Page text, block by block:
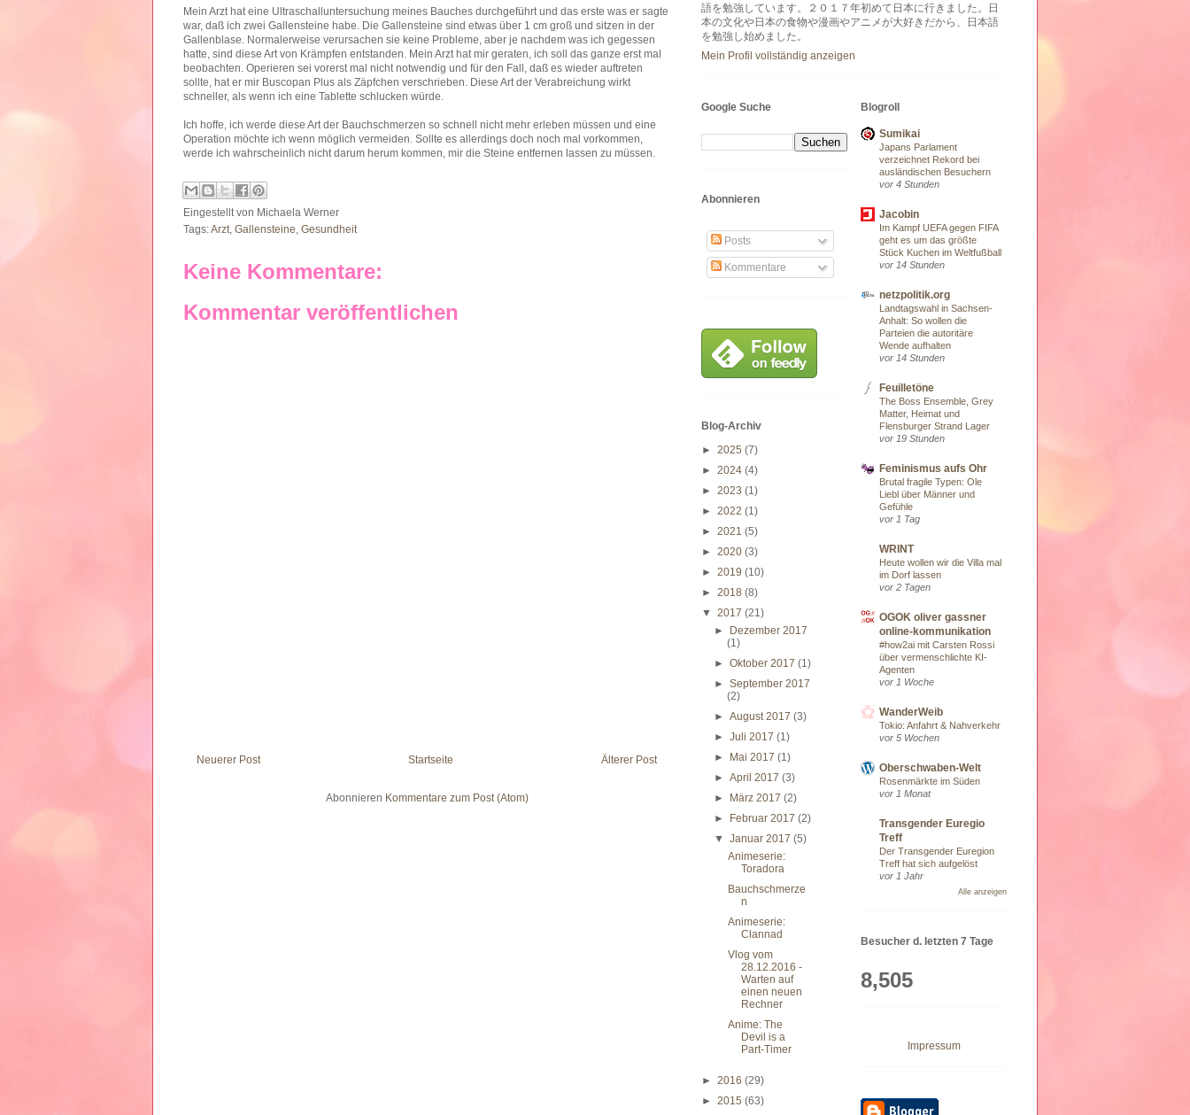
Mein Arzt hat eine Ultraschalluntersuchung meines Bauches durchgeführt und das erste was er sagte
war, daß ich zwei Gallensteine habe. Die Gallensteine sind etwas über 1 cm groß und sitzen in der
Gallenblase. Normalerweise verursachen sie keine Probleme, aber je nachdem was ich gegessen
hatte, sind diese Art von Krämpfen entstanden. Mein Arzt hat mir geraten, ich soll das ganze erst mal
beobachten. Operieren sei vorerst mal nicht notwendig und für den Fall, daß es wieder auftreten
sollte, hat er mir Buscopan Plus als Zäpfchen verschrieben. Diese Art der Verabreichung wirkt
schneller, als wenn ich eine Tablette schlucken würde.
Ich hoffe, ich werde diese Art der Bauchschmerzen so schnell nicht mehr erleben müssen und eine
Operation möchte ich wenn möglich vermeiden. Sollte es allerdings doch noch mal vorkommen,
werde ich wahrscheinlich nicht darum herum kommen, mir die Steine entfernen lassen zu müssen.
Eingestellt von Michaela Werner
Tags:Arzt Gallensteine Gesundheit
Keine Kommentare:
Kommentar veröffentlichen
Neuerer Post Älterer Post
Startseite
Abonnieren Kommentare zum Post (Atom)
語を勉強しています。２０１７年初めて日本に行きました。日
本の文化や日本の食物や漫画やアニメが大好きだから、日本語
を勉強し始めました。
Mein Profil vollständig anzeigen
Google Suche
Abonnieren
Posts
Kommentare
Blog-Archiv
► 2025 (7)
► 2024 (4)
► 2023 (1)
► 2022 (1)
► 2021 (5)
► 2020 (3)
► 2019 (10)
► 2018 (8)
▼ 2017 (21)
►
Dezember 2017
(1)
►Oktober 2017(1)
►September 2017
(2)
►August 2017(3)
►Juli 2017(1)
►
Mai 2017(1)
►April 2017(3)
►
März 2017(2)
►
Februar 2017(2)
▼Januar 2017(5)
Animeserie:
Toradora
Bauchschmerze
n
Animeserie:
Clannad
Vlog vom
28.12.2016 -
Warten auf
einen neuen
Rechner
Anime: The
Devil is a
Part-Timer
► 2016 (29)
► 2015 (63)
Blogroll
Sumikai
Japans Parlament
verzeichnet Rekord bei
ausländischen Besuchern
vor 4 Stunden
Jacobin
Im Kampf UEFA gegen FIFA
geht es um das größte
Stück Kuchen im Weltfußball
vor 14 Stunden
netzpolitik.org
Landtagswahl in Sachsen-
Anhalt: So wollen die
Parteien die autoritäre
Wende aufhalten
vor 14 Stunden
Feuilletöne
The Boss Ensemble, Grey
Matter, Heimat und
Flensburger Strand Lager
vor 19 Stunden
Feminismus aufs Ohr
Brutal fragile Typen: Ole
Liebl über Männer und
Gefühle
vor 1 Tag
WRINT
Heute wollen wir die Villa mal
im Dorf lassen
vor 2 Tagen
OGOK oliver gassner
online-kommunikation
#how2ai mit Carsten Rossi
über vermenschlichte KI-
Agenten
vor 1 Woche
WanderWeib
Tokio: Anfahrt & Nahverkehr
vor 5 Wochen
Oberschwaben-Welt
Rosenmärkte im Süden
vor 1 Monat
Transgender Euregio
Treff
Der Transgender Euregion
Treff hat sich aufgelöst
vor 1 Jahr
Alle anzeigen
Besucher d. letzten 7 Tage
8,505
Impressum